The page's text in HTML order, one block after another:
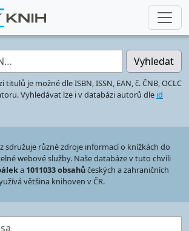
Vyhledat
je možné dle ISBN, ISSN, EAN, č. ČNB, OCLC
Vyhledávat lze i v databázi autorů dle id
sdružuje různé zdroje informací o knížkách do
webové služby. Naše databáze v tuto chvíli
a 1011033 obsahůčeských a zahraničních
většina knihoven v ČR.